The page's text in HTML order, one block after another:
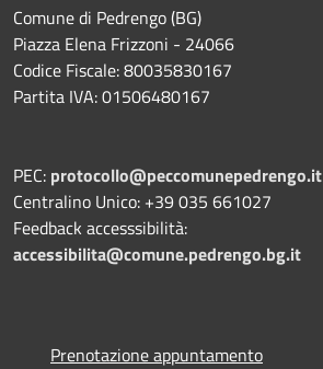
Comune di Pedrengo (BG)
Piazza Elena Frizzoni - 24066
Codice Fiscale: 80035830167
Partita IVA: 01506480167
PEC: protocollo@peccomunepedrengo.it
Centralino Unico: +39 035 661027
Feedback accesssibilità:
accessibilita@comune.pedrengo.bg.it
Prenotazione appuntamento